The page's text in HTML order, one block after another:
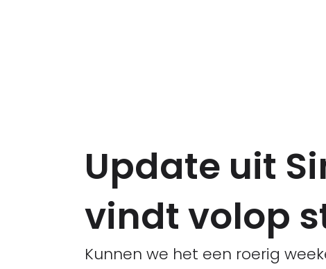
Update uit
vindt volop
Kunnen we het een roerig